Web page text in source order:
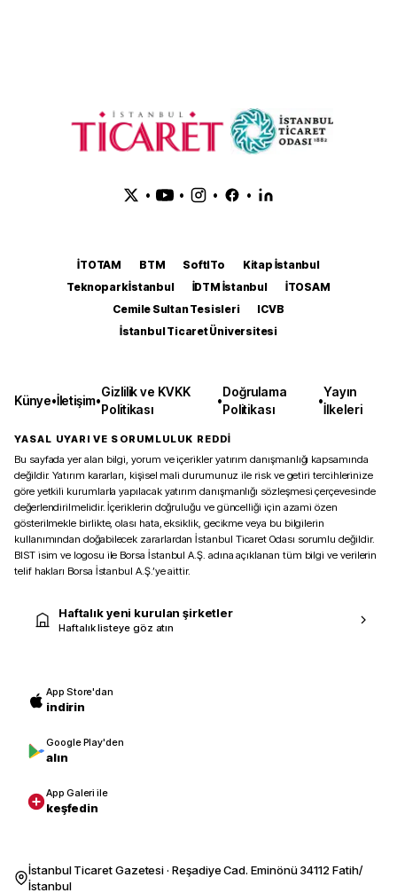
• • • •
İTOTAM BTM SoftITo
Kitap İstanbul
Teknopark İstanbul
İDTM İstanbul
İTOSAM
Cemile Sultan Tesisleri
ICVB
İstanbul Ticaret Üniversitesi
Künye•İletişim•
Gizlilik ve KVKK
Politikası
•
Doğrulama
Politikası
•
Yayın
İlkeleri
YASAL UYARI VE SORUMLULUK REDDİ
Bu sayfada yer alan bilgi, yorum ve içerikler yatırım danışmanlığı kapsamında
değildir. Yatırım kararları, kişisel mali durumunuz ile risk ve getiri tercihlerinize
göre yetkili kurumlarla yapılacak yatırım danışmanlığı sözleşmesi çerçevesinde
değerlendirilmelidir. İçeriklerin doğruluğu ve güncelliği için azami özen
gösterilmekle birlikte, olası hata, eksiklik, gecikme veya bu bilgilerin
kullanımından doğabilecek zararlardan İstanbul Ticaret Odası sorumlu değildir.
BIST isim ve logosu ile Borsa İstanbul A.Ş. adına açıklanan tüm bilgi ve verilerin
telif hakları Borsa İstanbul A.Ş.’ye aittir.
Haftalık yeni kurulan şirketler
Haftalık listeye göz atın
App Store'dan
indirin
Google Play'den
alın
App Galeri ile
keşfedin
İstanbul Ticaret Gazetesi · Reşadiye Cad. Eminönü 34112 Fatih/
İstanbul